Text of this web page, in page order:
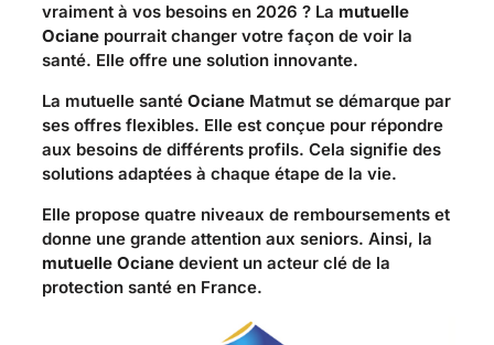
vraiment à vos besoins en 2026 ? La mutuelle
Ociane pourrait changer votre façon de voir la
santé. Elle offre une solution innovante.
La mutuelle santé Ociane Matmut se démarque par
ses offres flexibles. Elle est conçue pour répondre
aux besoins de différents profils. Cela signifie des
solutions adaptées à chaque étape de la vie.
Elle propose quatre niveaux de remboursements et
donne une grande attention aux seniors. Ainsi, la
mutuelle Ociane devient un acteur clé de la
protection santé en France.